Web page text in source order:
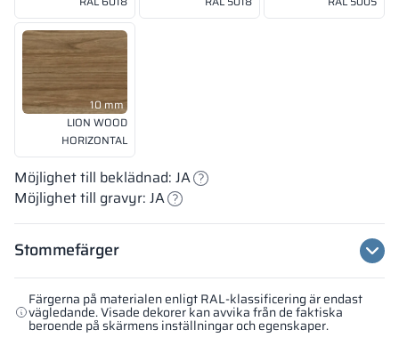
Färgerna på materialen enligt RAL-klassificering är endast
vägledande. Visade dekorer kan avvika från de faktiska
beroende på skärmens inställningar och egenskaper.
10 mm
LION WOOD
HORIZONTAL
Möjlighet till beklädnad: JA
Möjlighet till gravyr: JA
Stommefärger